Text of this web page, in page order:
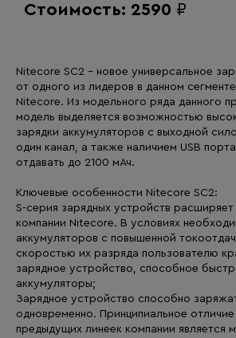
Стоимость: 2590 ₽
Nitecore SC2 - новое универсальное
от одного из лидеров в данном
Nitecore. Из модельного ряда данного
модель выделяется возможностью
зарядки аккумуляторов с выходной
один канал, а также наличием USB
отдавать до 2100 мАч.
Ключевые особенности Nitecore SC2:
S-серия зарядных устройств расширяет
компании Nitecore. В условиях
аккумуляторов с повышенной
скоростью их разряда пользователю
зарядное устройство, способное
аккумуляторы;
Зарядное устройство способно
одновременно. Принципиальное
предыдущих линеек компании является